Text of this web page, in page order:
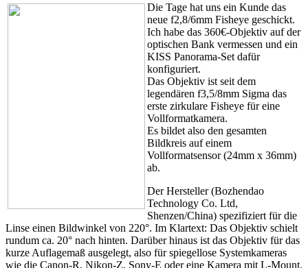
Die Tage hat uns ein Kunde das
neue f2,8/6mm Fisheye geschickt.
Ich habe das 360€-Objektiv auf der
optischen Bank vermessen und ein
KISS Panorama-Set dafür
konfiguriert.
Das Objektiv ist seit dem
legendären f3,5/8mm Sigma das
erste zirkulare Fisheye für eine
Vollformatkamera.
Es bildet also den gesamten
Bildkreis auf einem
Vollformatsensor (24mm x 36mm)
ab.
Der Hersteller (Bozhendao
Technology Co. Ltd,
Shenzen/China) spezifiziert für die
Linse einen Bildwinkel von 220°. Im Klartext: Das Objektiv schielt
rundum ca. 20° nach hinten. Darüber hinaus ist das Objektiv für das
kurze Auflagemaß ausgelegt, also für spiegellose Systemkameras
wie die Canon-R, Nikon-Z, Sony-E oder eine Kamera mit L-Mount.